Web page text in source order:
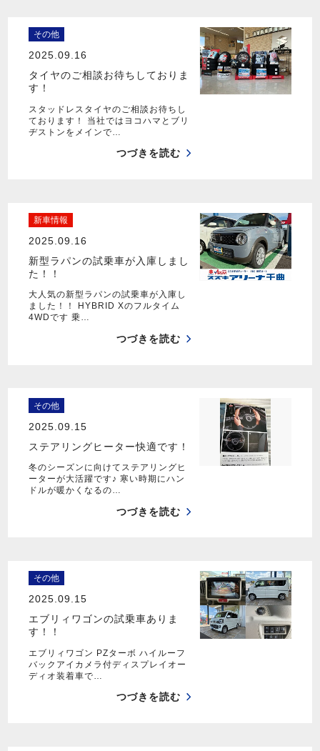
その他
2025.09.16
タイヤのご相談お待ちしておりま
す！
スタッドレスタイヤのご相談お待ちし
ております！ 当社ではヨコハマとブリ
ヂストンをメインで…
つづきを読む
新車情報
2025.09.16
新型ラパンの試乗車が入庫しまし
た！！
大人気の新型ラパンの試乗車が入庫し
ました！！ HYBRID Xのフルタイム
4WDです 乗…
つづきを読む
その他
2025.09.15
ステアリングヒーター快適です！
冬のシーズンに向けてステアリングヒ
ーターが大活躍です♪ 寒い時期にハン
ドルが暖かくなるの…
つづきを読む
その他
2025.09.15
エブリィワゴンの試乗車ありま
す！！
エブリィワゴン PZターボ ハイルーフ
バックアイカメラ付ディスプレイオー
ディオ装着車で…
つづきを読む